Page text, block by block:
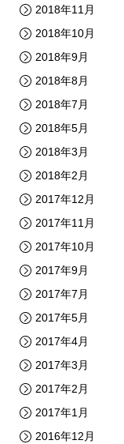
2018年11月
2018年10月
2018年9月
2018年8月
2018年7月
2018年5月
2018年3月
2018年2月
2017年12月
2017年11月
2017年10月
2017年9月
2017年7月
2017年5月
2017年4月
2017年3月
2017年2月
2017年1月
2016年12月